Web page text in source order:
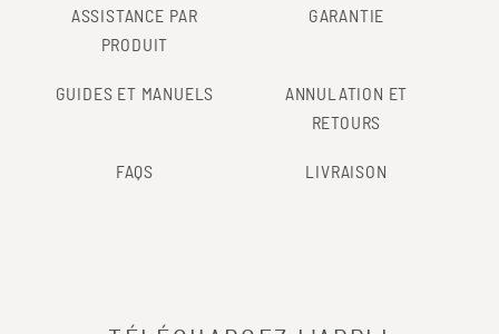
ASSISTANCE PAR
PRODUIT
GARANTIE
GUIDES ET MANUELS
ANNULATION ET
RETOURS
FAQS LIVRAISON